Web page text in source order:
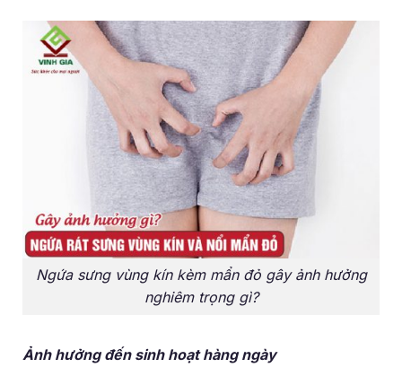
Ngứa sưng vùng kín kèm mẩn đỏ gây ảnh hưởng
nghiêm trọng gì?
Ảnh hưởng đến sinh hoạt hàng ngày